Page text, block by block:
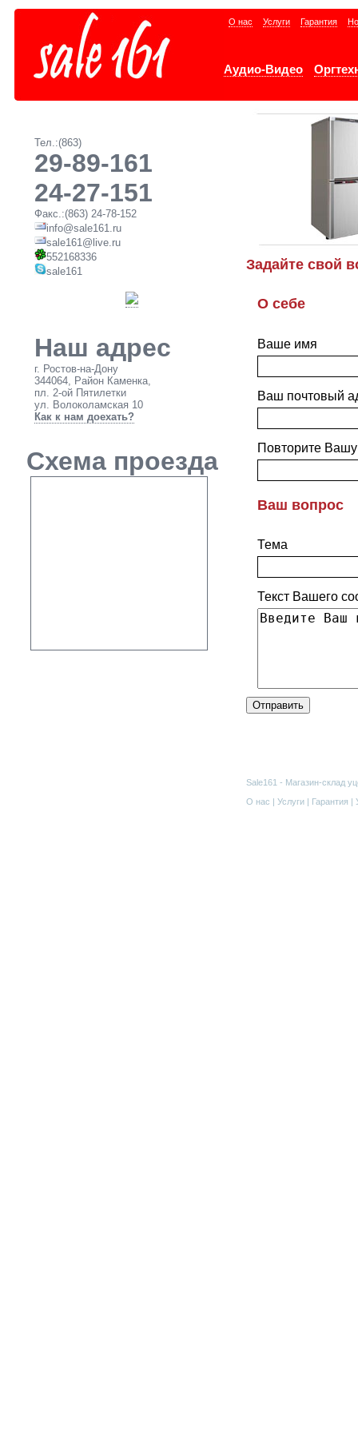
О нас Услуги Гарантия
Аудио-Видео
Тел.:(863)
29-89-161
24-27-151
Факс.:(863) 24-78-152
info@sale161.ru
sale161@live.ru
552168336
sale161
Наш адрес
г. Ростов-на-Дону
344064, Район Каменка,
пл. 2-ой Пятилетки
ул. Волоколамская 10
Как к нам доехать?
Схема проезда
Задайте свой
О себе
Ваше имя
Ваш почтовый
Повторите Вашу
Ваш вопрос
Тема
Текст Вашего
Sale161 - Магазин-склад
О нас | Услуги | Гарантия |